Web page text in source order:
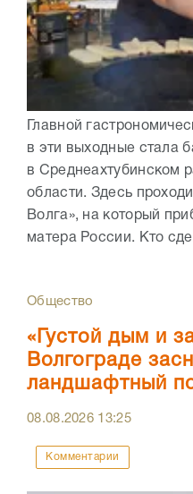
Главной
в эти выходные стала
в Среднеахтубинском
области. Здесь
Волга», на который
матера России. Кто
Общество
«Густой дым и
Волгограде
ландшафтный
08.08.2026 13:25
Комментарии